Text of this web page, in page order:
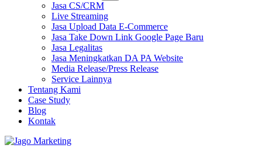
Jasa CS/CRM
Live Streaming
Jasa Upload Data E-Commerce
Jasa Take Down Link Google Page Baru
Jasa Legalitas
Jasa Meningkatkan DA PA Website
Media Release/Press Release
Service Lainnya
Tentang Kami
Case Study
Blog
Kontak